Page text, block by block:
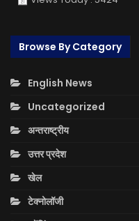
Browse By Category
English News
Uncategorized
अन्तराष्ट्रीय
उत्तर प्रदेश
खेल
टेक्नोलॉजी